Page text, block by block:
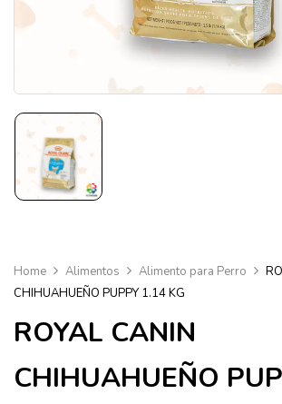
Home Alimentos Alimento para Perro
CHIHUAHUEÑO PUPPY 1.14 KG
ROYAL CANIN
CHIHUAHUEÑO